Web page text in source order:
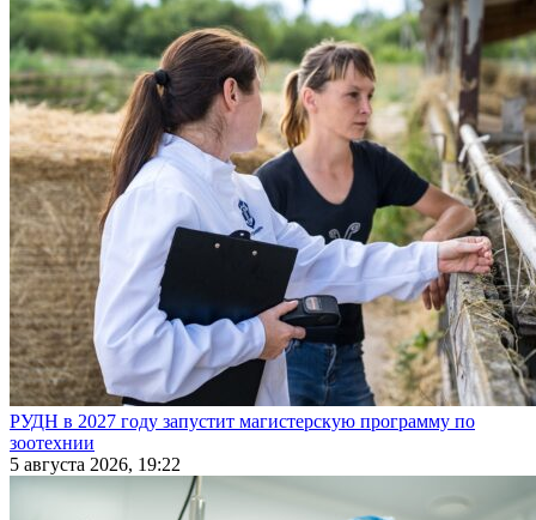
РУДН в 2027 году запустит магистерскую программу по
зоотехнии
5 августа 2026, 19:22